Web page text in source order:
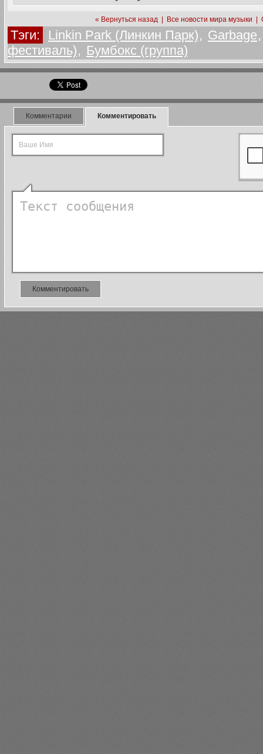
« Вернуться назад Все новости мира музыки
Тэги: Linkin Park (Линкин Парк), Garbage
фестиваль), Бумбокс (группа)
Комментарии Комментировать
Комментировать